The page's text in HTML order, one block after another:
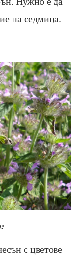
на седмица.
с цветове